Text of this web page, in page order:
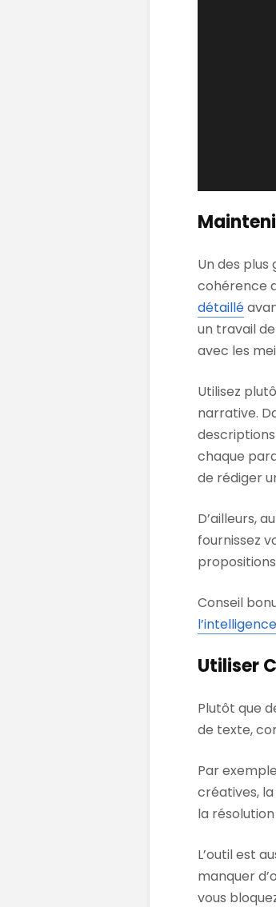
Un des plus
cohérence
détaillé
un travail
avec les
Utilisez
narrative.
chaque
de rédiger
D’ailleurs,
fournissez
Conseil
Utiliser
Plutôt que
de texte,
Par
créatives, la
la
L’outil est
manquer
vous